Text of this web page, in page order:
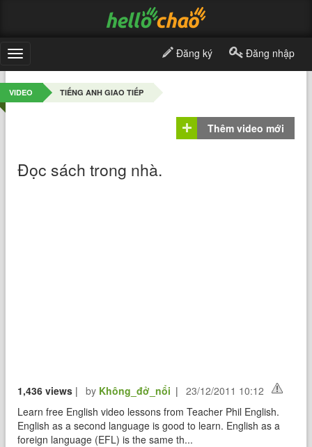
Toggle
navigation
Đăng ký Đăng nhập
VIDEO TIẾNG ANH GIAO TIẾP
Thêm video mới
Đọc sách trong nhà.
1,436 views | by Không_đở_nổi |
23/12/2011 10:12
Learn free English video lessons from Teacher Phil English.
English as a second language is good to learn. English as a
foreign language (EFL) is the same th...